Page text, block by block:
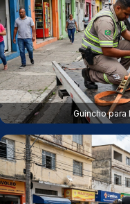
Guincho para